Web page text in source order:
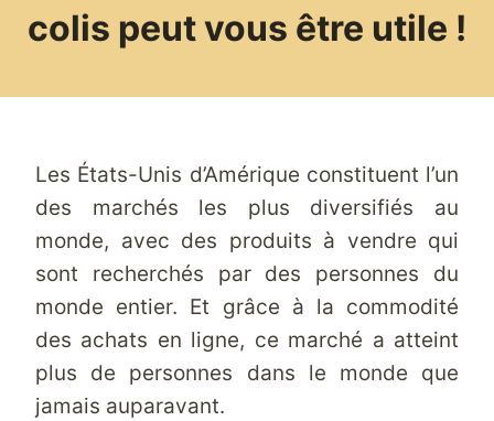
colis peut vous être utile !
Les États-Unis d’Amérique constituent l’un
des marchés les plus diversifiés au
monde, avec des produits à vendre qui
sont recherchés par des personnes du
monde entier. Et grâce à la commodité
des achats en ligne, ce marché a atteint
plus de personnes dans le monde que
jamais auparavant.